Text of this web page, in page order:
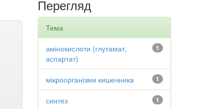
Перегляд
Тема
1
амінокислоти (глутамат,
аспартат)
1
мікроорганізми кишечника
1
синтез